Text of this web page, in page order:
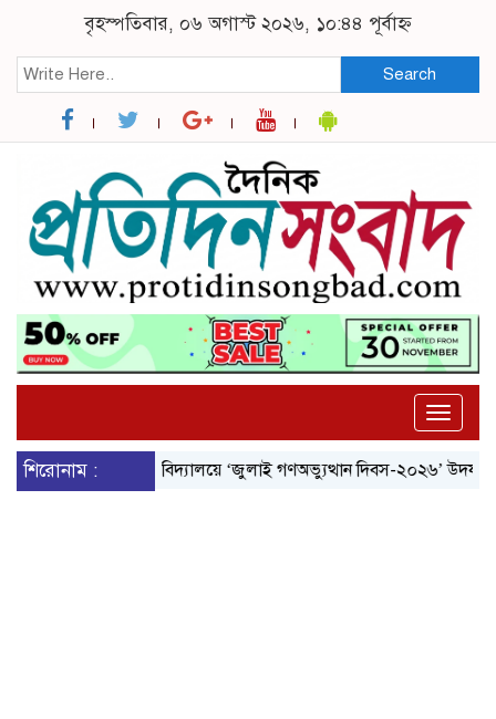
বৃহস্পতিবার, ০৬ অগাস্ট ২০২৬, ১০:৪৪ পূর্বাহ্ন
Search
Toggle
শিরোনাম :
নজরুল বিশ্ববিদ্যালয়ে ‘জুলাই গণঅভ্যুত্থান দিবস-২০২৬’ উদযাপিত